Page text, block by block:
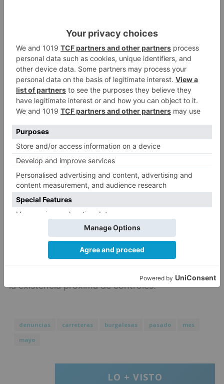
Subsectores han confeccionado conjuntamente
la programación correspondiente.
Asimismo, siempre que sea posible, tanto los
paneles de señalización variable, como las
pantallas alfanuméricas de los vehículos de la
Agrupación de Tráfico de la Guardia Civil en las
la existencia próxima de controles.
denuncias carreteras burgalesas pasado
mes
mayo
LO + VISTO